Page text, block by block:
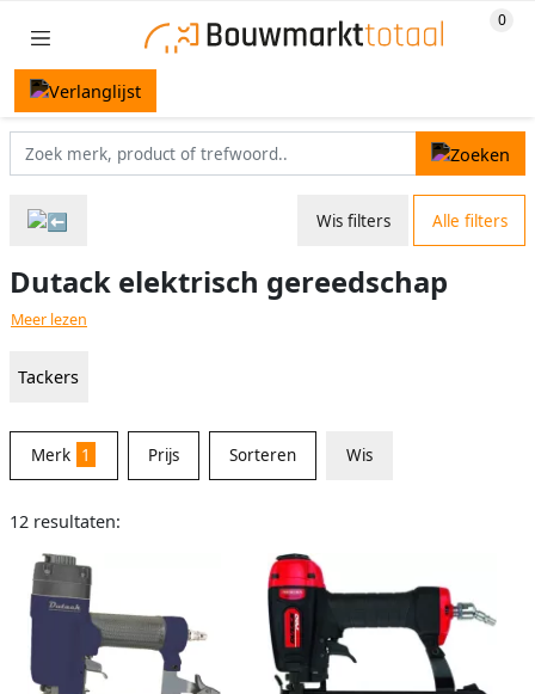
Wis filters Alle filters
Dutack elektrisch gereedschap
Meer lezen
Tackers
Merk 1 Prijs Sorteren Wis
12 resultaten: